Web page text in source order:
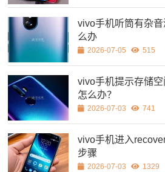
vivo手机听筒有杂音
么办
2026-07-05 515
vivo手机提示存储空
怎么办？
2026-07-03 741
vivo手机进入
步骤
2026-07-03 1329